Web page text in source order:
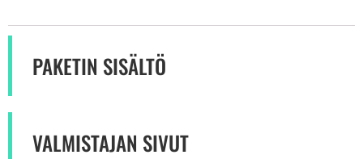
PAKETIN SISÄLTÖ
VALMISTAJAN SIVUT